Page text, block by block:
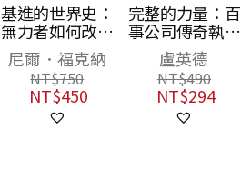
基進的世界史：
無力者如何改變
世界？團結、抵
抗、革命，翻轉
權力結構的七百
萬年奮爭史
尼爾．福克納
NT$750
NT$450
完整的力量：百
事公司傳奇執行
長談工作、家庭
和未來
盧英德
NT$490
NT$294